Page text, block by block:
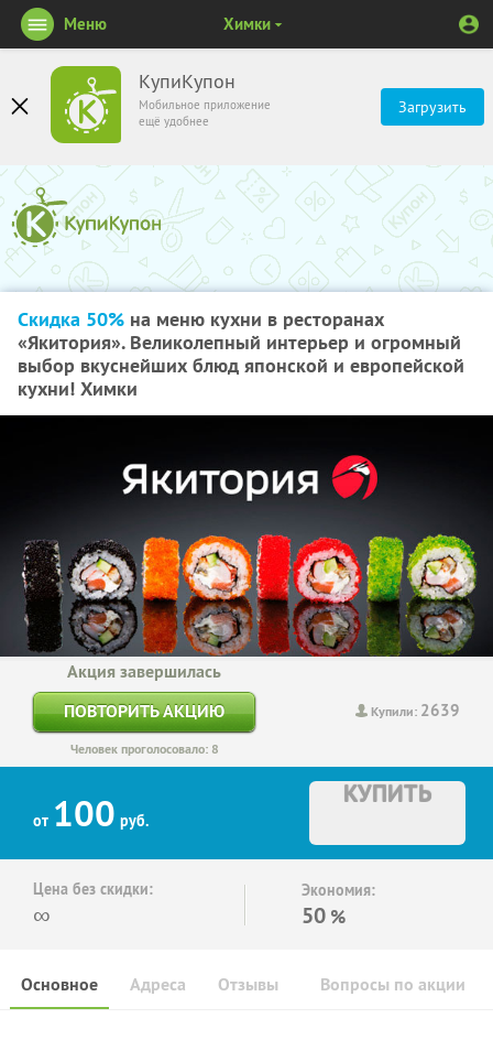
КупиКупон
Мобильное приложение
ещё удобнее
Загрузить
Меню Химки
Скидка 50% на меню кухни в ресторанах
«Якитория». Великолепный интерьер и огромный
выбор вкуснейших блюд японской и европейской
кухни! Химки
Купили: 2639
Акция завершилась
ПОВТОРИТЬ АКЦИЮ
Человек проголосовало: 8
от 100 руб.
КУПИТЬ
Цена без скидки:
∞
Экономия:
50 %
Основное Отзывы Вопросы по акции
Адреса